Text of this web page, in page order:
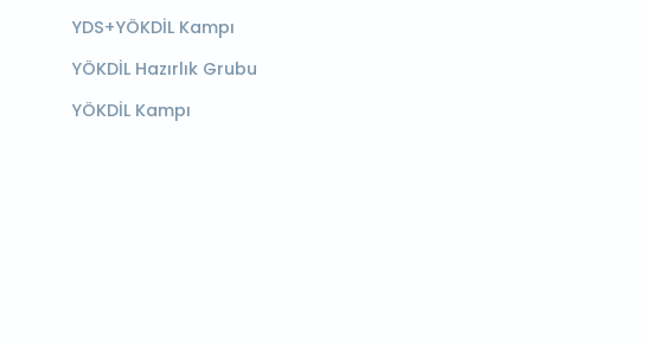
YDS+YÖKDİL Kampı
YÖKDİL Hazırlık Grubu
YÖKDİL Kampı